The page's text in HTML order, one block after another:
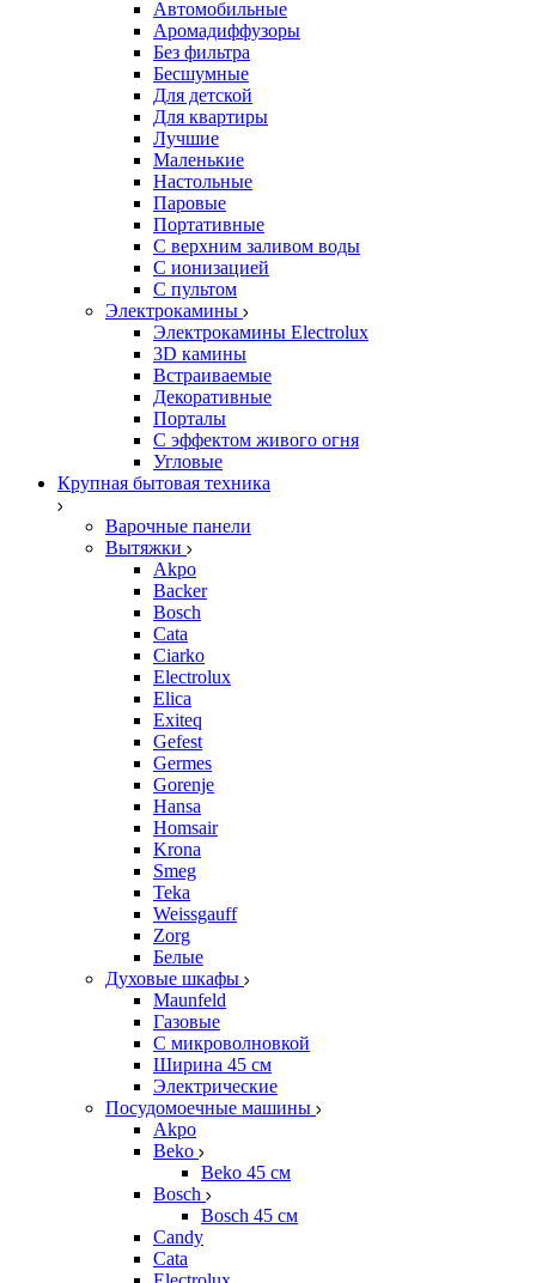
Автомобильные
Аромадиффузоры
Без фильтра
Бесшумные
Для детской
Для квартиры
Лучшие
Маленькие
Настольные
Паровые
Портативные
С верхним заливом воды
С ионизацией
С пультом
Электрокамины
Электрокамины Electrolux
3D камины
Встраиваемые
Декоративные
Порталы
С эффектом живого огня
Угловые
Крупная бытовая техника
Варочные панели
Вытяжки
Akpo
Backer
Bosch
Cata
Ciarko
Electrolux
Elica
Exiteq
Gefest
Germes
Gorenje
Hansa
Homsair
Krona
Smeg
Teka
Weissgauff
Zorg
Белые
Духовые шкафы
Maunfeld
Газовые
С микроволновкой
Ширина 45 см
Электрические
Посудомоечные машины
Akpo
Beko
Beko 45 см
Bosch
Bosch 45 см
Candy
Cata